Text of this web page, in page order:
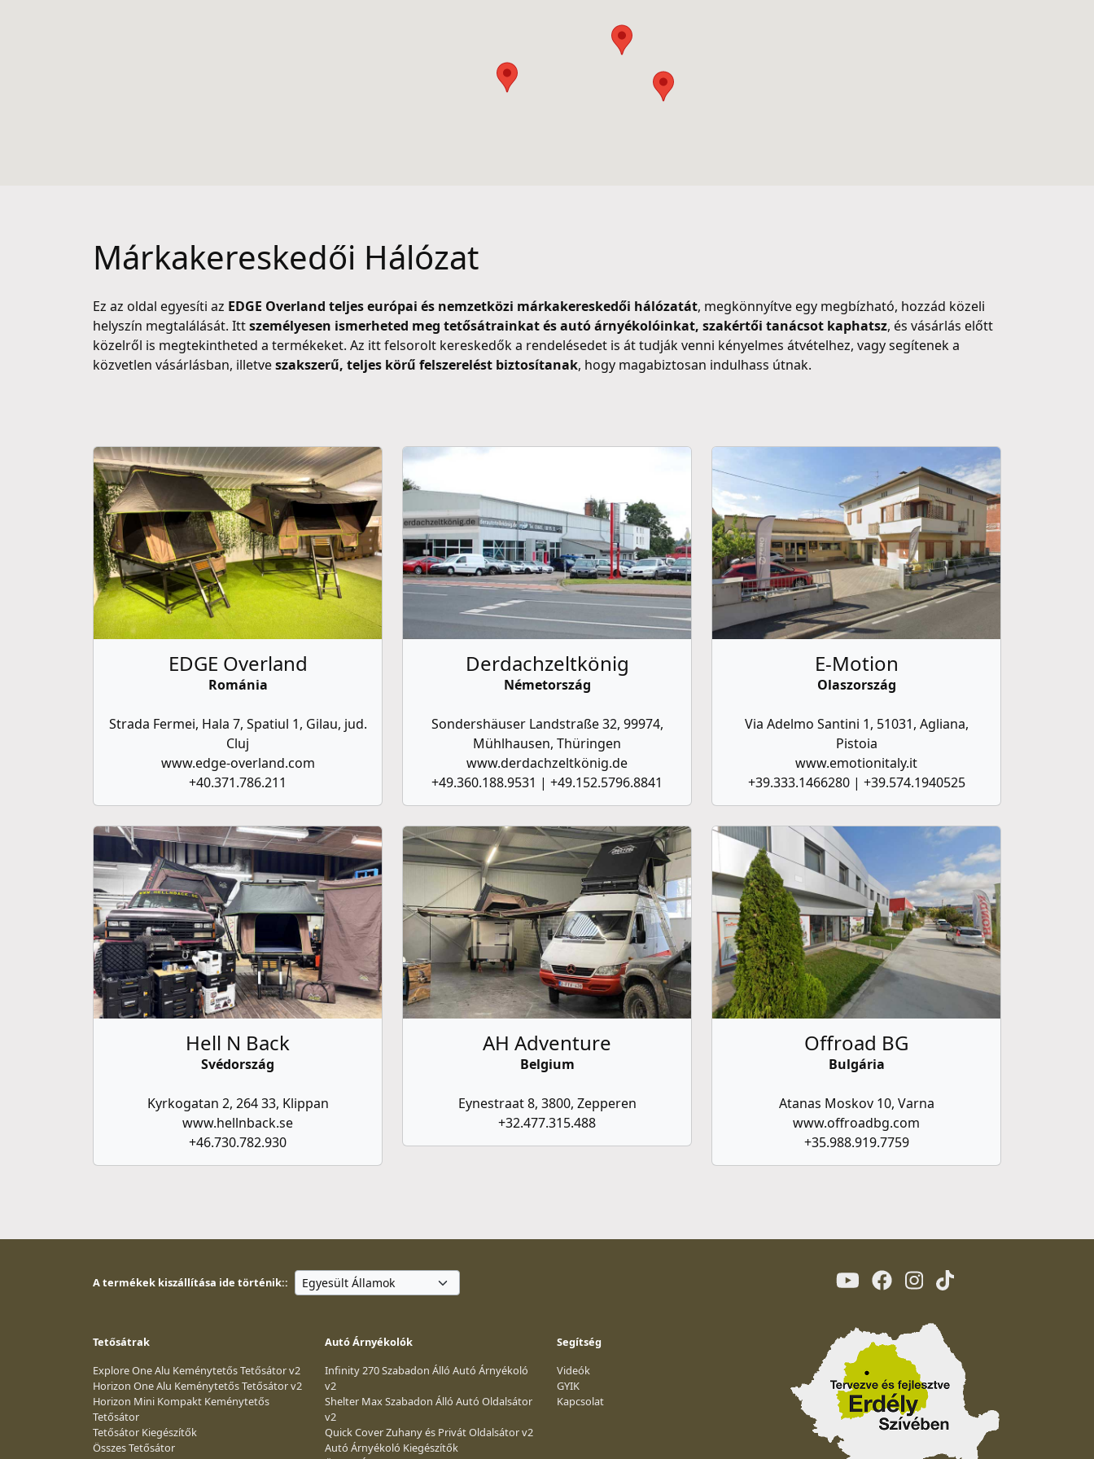
Márkakereskedői Hálózat
Ez az oldal egyesíti az EDGE Overland teljes európai és nemzetközi márkakereskedői hálózatát, megkönnyítve egy megbízható, hozzád közeli
helyszín megtalálását. Ittszemélyesen ismerheted meg tetősátrainkat és autó árnyékolóinkat, szakértői tanácsot kaphatsz, és vásárlás előtt
közelről is megtekintheted a termékeket. Az itt felsorolt kereskedők a rendelésedet is át tudják venni kényelmes átvételhez, vagy segítenek a
közvetlen vásárlásban, illetveszakszerű, teljes körű felszerelést biztosítanak, hogy magabiztosan indulhass útnak.
EDGE Overland
Románia
Strada Fermei, Hala 7, Spatiul 1, Gilau, jud.
Cluj
www.edge-overland.com
+40.371.786.211
Derdachzeltkönig
Németország
Sondershäuser Landstraße 32, 99974,
Mühlhausen, Thüringen
www.derdachzeltkönig.de
+49.360.188.9531 | +49.152.5796.8841
E-Motion
Olaszország
Via Adelmo Santini 1, 51031, Agliana,
Pistoia
www.emotionitaly.it
+39.333.1466280 | +39.574.1940525
Hell N Back
Svédország
Kyrkogatan 2, 264 33, Klippan
www.hellnback.se
+46.730.782.930
AH Adventure
Belgium
Eynestraat 8, 3800, Zepperen
+32.477.315.488
Offroad BG
Bulgária
Atanas Moskov 10, Varna
www.offroadbg.com
+35.988.919.7759
A termékek kiszállítása ide történik::
Tetősátrak
Explore One Alu Keménytetős Tetősátor v2
Horizon One Alu Keménytetős Tetősátor v2
Horizon Mini Kompakt Keménytetős
Tetősátor
Tetősátor Kiegészítők
Összes Tetősátor
Autó Árnyékolók
Infinity 270 Szabadon Álló Autó Árnyékoló
v2
Shelter Max Szabadon Álló Autó Oldalsátor
v2
Quick Cover Zuhany és Privát Oldalsátor v2
Autó Árnyékoló Kiegészítők
Segítség
Videók
GYIK
Kapcsolat